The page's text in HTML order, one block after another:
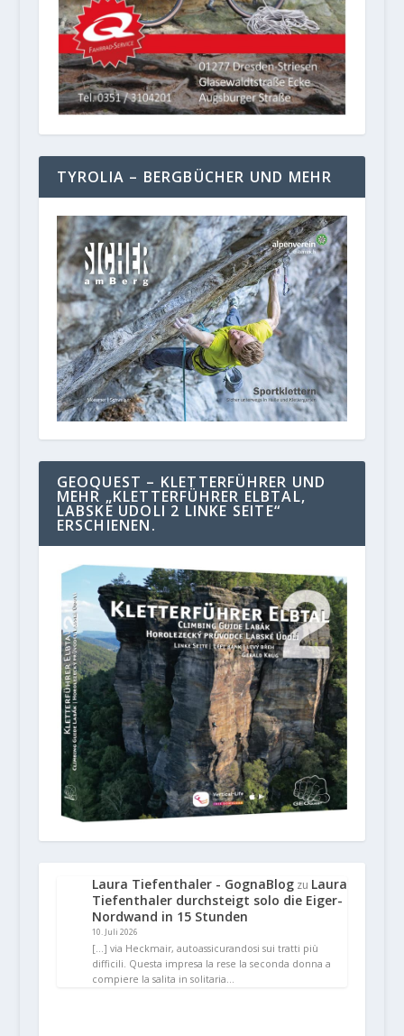
TYROLIA – BERGBÜCHER UND MEHR
GEOQUEST – KLETTERFÜHRER UND
MEHR „KLETTERFÜHRER ELBTAL,
LABSKE UDOLI 2 LINKE SEITE“
ERSCHIENEN.
Laura Tiefenthaler - GognaBlogzu Laura
Tiefenthaler durchsteigt solo die Eiger-
Nordwand in 15 Stunden
10. Juli 2026
[…] via Heckmair, autoassicurandosi sui tratti più
difficili. Questa impresa la rese la seconda donna a
compiere la salita in solitaria…